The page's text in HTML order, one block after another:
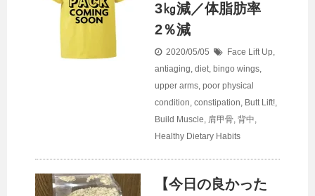
3㎏減／体脂肪率
2％減
2020/05/05 Face Lift Up,
antiaging, diet, bingo wings,
upper arms, poor physical
condition, constipation, Butt Lift!,
Build Muscle, 肩甲骨, 背中,
Healthy Dietary Habits
【今日の良かった